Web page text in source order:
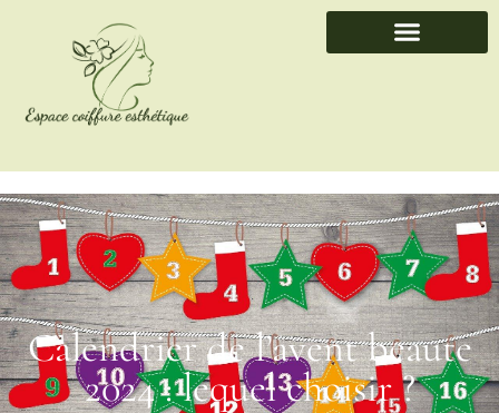
Calendrier de l’avent beaute
2024 : lequel choisir ?